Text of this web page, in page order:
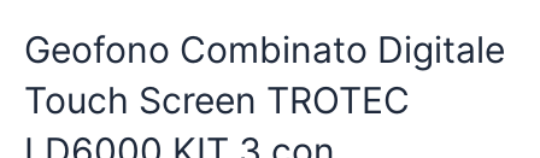
Geofono Combinato Digitale
Touch Screen TROTEC